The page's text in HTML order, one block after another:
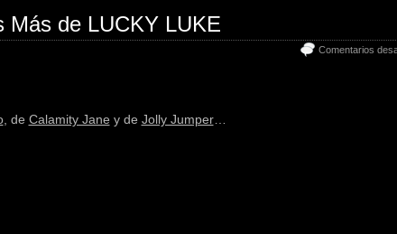
Más de LUCKY LUKE
Comentarios
, de Calamity Jane y de Jolly Jumper…